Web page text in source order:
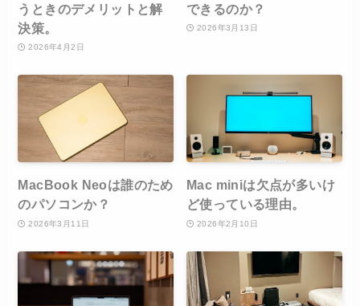
うときのデメリットと解
決策。
2026年4月2日
できるのか？
2026年3月13日
MacBook Neoは誰のため
のパソコンか？
2026年3月11日
Mac miniは欠点が多いけ
ど使っている理由。
2026年2月10日